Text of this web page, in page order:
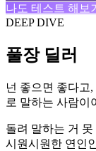
나도 테스트 해보기
DEEP DIVE
풀장 딜러
넌 좋으면 좋다고
로 말하는 사람이
돌려 말하는 거
시원시원한 연인